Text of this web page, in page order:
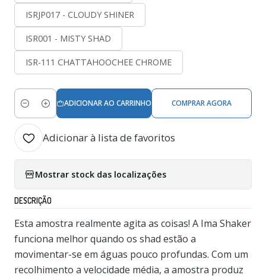
ISRJP017 - CLOUDY SHINER
ISR001 - MISTY SHAD
ISR-111 CHATTAHOOCHEE CHROME
Quantidade
ADICIONAR AO CARRINHO COMPRAR AGORA
Adicionar à lista de favoritos
Mostrar stock das localizações
DESCRIÇÃO
Esta amostra realmente agita as coisas! A Ima Shaker
funciona melhor quando os shad estão a
movimentar-se em águas pouco profundas. Com um
recolhimento a velocidade média, a amostra produz